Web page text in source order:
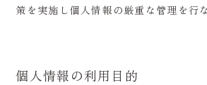
策を実施し個人情報の厳重な管理を行
個人情報の利用目的